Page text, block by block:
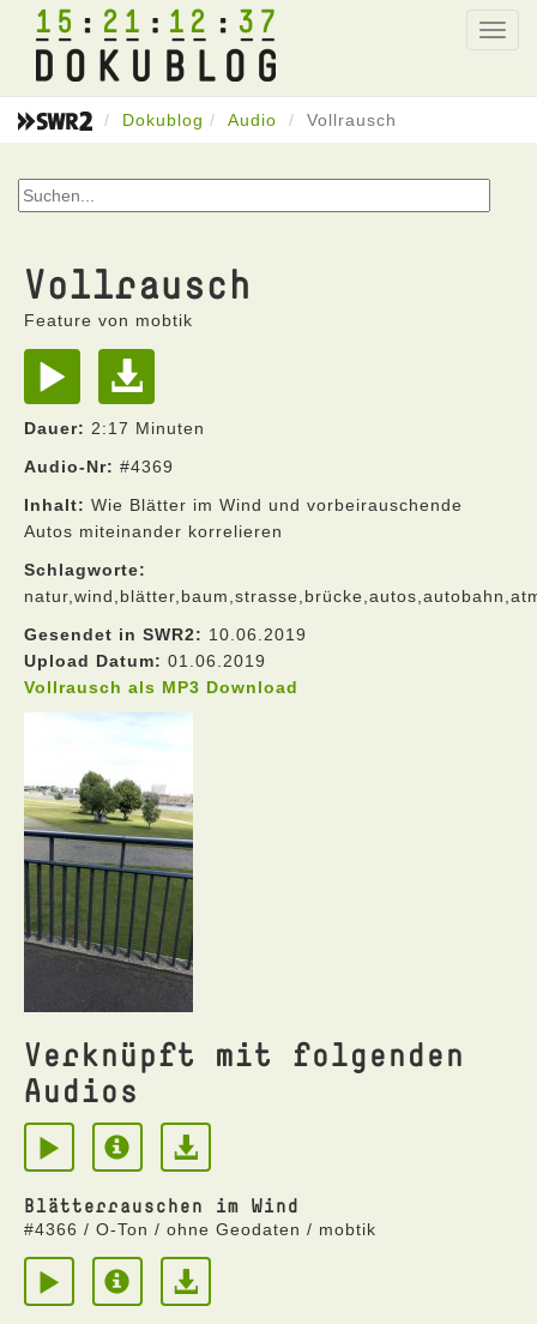
15 21 12 37
Dokublog Audio Vollrausch
Vollrausch
Feature von mobtik
Dauer: 2:17 Minuten
Audio-Nr: #4369
Inhalt: Wie Blätter im Wind und vorbeirauschende
Autos miteinander korrelieren
Schlagworte:
Gesendet in SWR2: 10.06.2019
Upload Datum: 01.06.2019
Vollrausch als MP3 Download
Verknüpft mit folgenden
Audios
Blätterrauschen im Wind
#4366 / O-Ton / ohne Geodaten / mobtik